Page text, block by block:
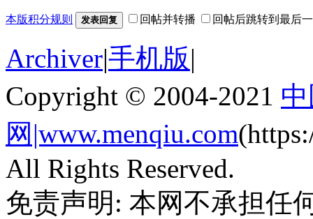
本版积分规则 发表回复 回帖并转播 回帖后跳转到最后
Archiver|手机版|
Copyright © 2004-2021
网|www.menqiu.com
All Rights Reserved.
免责声明: 本网不承担任